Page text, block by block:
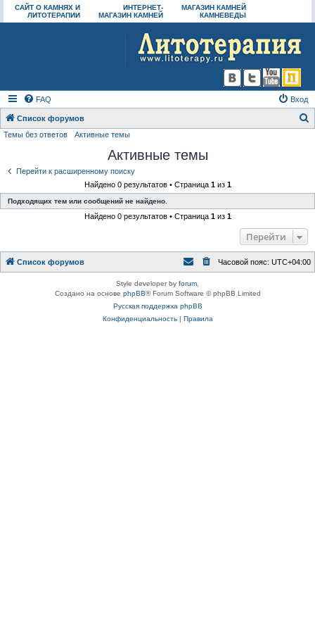
САЙТ О КАМНЯХ И
ЛИТОТЕРАПИИ
ИНТЕРНЕТ-
МАГАЗИН КАМНЕЙ
МАГАЗИН КАМНЕЙ
КАМНЕВЕДЫ
FAQ Вход
Список форумов
Темы без ответов Активные темы
Активные темы
Перейти к расширенному поиску
Найдено 0 результатов • Страница 1из 1
Подходящих тем или сообщений не найдено.
Найдено 0 результатов • Страница 1из 1
Перейти
Список форумов Часовой пояс: UTC+04:00
Style developer by forum
Создано на основе phpBB® Forum Software © phpBB Limited
Русская поддержка phpBB
Конфиденциальность| Правила